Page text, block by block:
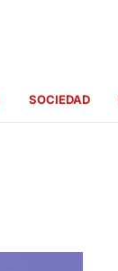
SOCIEDAD